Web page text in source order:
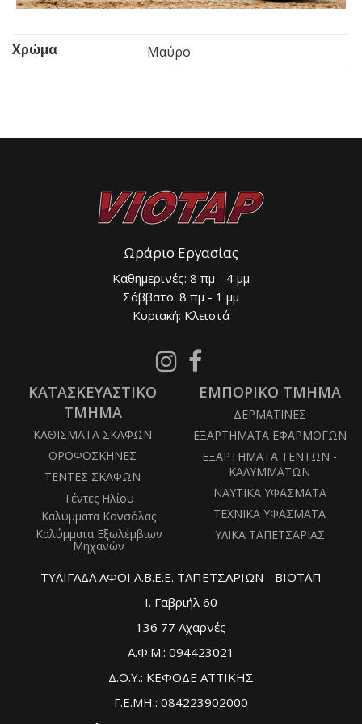
Χρώμα
Μαύρο
Ωράριο Εργασίας
Καθημερινές: 8 πμ - 4 μμ
Σάββατο: 8 πμ - 1 μμ
Κυριακή: Κλειστά
Follow
on
Facebook
ΚΑΤΑΣΚΕΥΑΣΤΙΚΟ
ΤΜΗΜΑ
ΚΑΘΙΣΜΑΤΑ ΣΚΑΦΩΝ
ΟΡΟΦΟΣΚΗΝΕΣ
ΤΕΝΤΕΣ ΣΚΑΦΩΝ
Τέντες Ηλίου
Καλύμματα Κονσόλας
Καλύμματα Εξωλέμβιων
Μηχανών
ΕΜΠΟΡΙΚΟ ΤΜΗΜΑ
ΔΕΡΜΑΤΙΝΕΣ
ΕΞΑΡΤΗΜΑΤΑ ΕΦΑΡΜΟΓΩΝ
ΕΞΑΡΤΗΜΑΤΑ ΤΕΝΤΩΝ -
ΚΑΛΥΜΜΑΤΩΝ
ΝΑΥΤΙΚΑ ΥΦΑΣΜΑΤΑ
ΤΕΧΝΙΚΑ ΥΦΑΣΜΑΤΑ
ΥΛΙΚΑ ΤΑΠΕΤΣΑΡΙΑΣ
ΤΥΛΙΓΑΔΑ ΑΦΟΙ Α.Β.Ε.Ε. ΤΑΠΕΤΣΑΡΙΩΝ - ΒΙΟΤΑΠ
Ι. Γαβριήλ 60
136 77 Αχαρνές
Α.Φ.Μ.: 094423021
Δ.Ο.Υ.: ΚΕΦΟΔΕ ΑΤΤΙΚΗΣ
Γ.Ε.ΜΗ.: 084223902000